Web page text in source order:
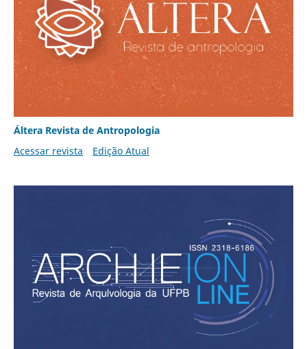
Áltera Revista de Antropologia
Acessar revista
Edição Atual